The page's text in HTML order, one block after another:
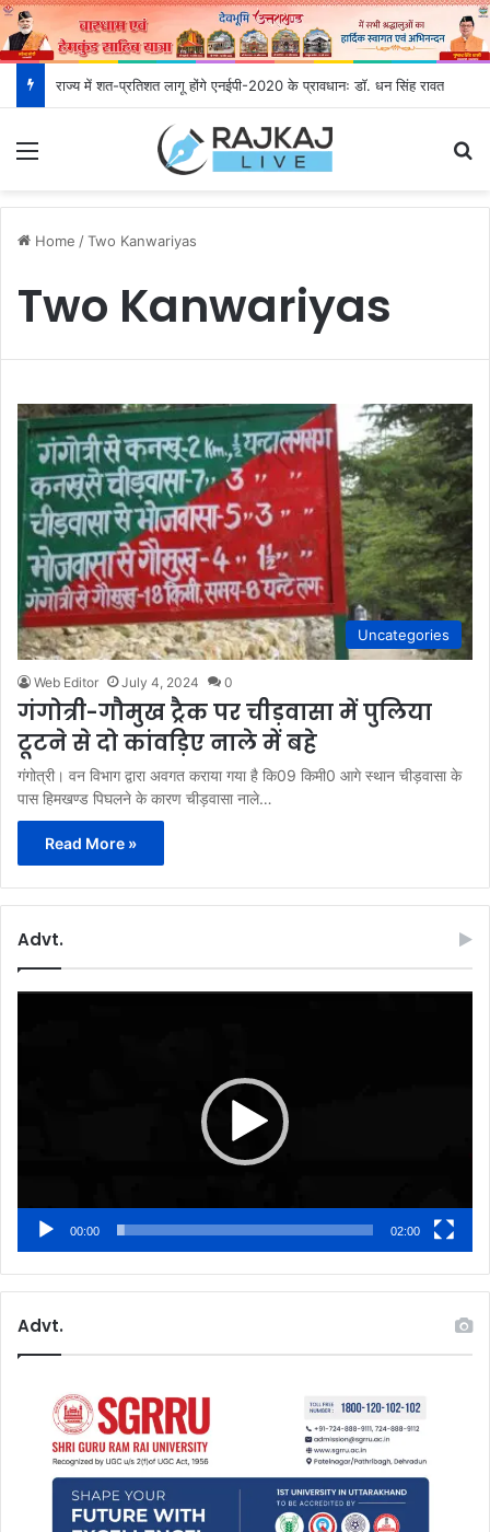
राज्य में शत-प्रतिशत लागू होंगे एनईपी-2020 के प्रावधानः डाॅ. धन सिंह रावत
Home /Two Kanwariyas
Two Kanwariyas
Uncategories
Web Editor July 4, 2024 0
गंगोत्री-गौमुख ट्रैक पर चीड़वासा में पुलिया
टूटने से दो कांवड़िए नाले में बहे
गंगोत्री। वन विभाग द्वारा अवगत कराया गया है कि09 किमी0 आगे स्थान चीड़वासा के
पास हिमखण्ड पिघलने के कारण चीड़वासा नाले…
Read More »
Advt.
00:00 02:00
Advt.